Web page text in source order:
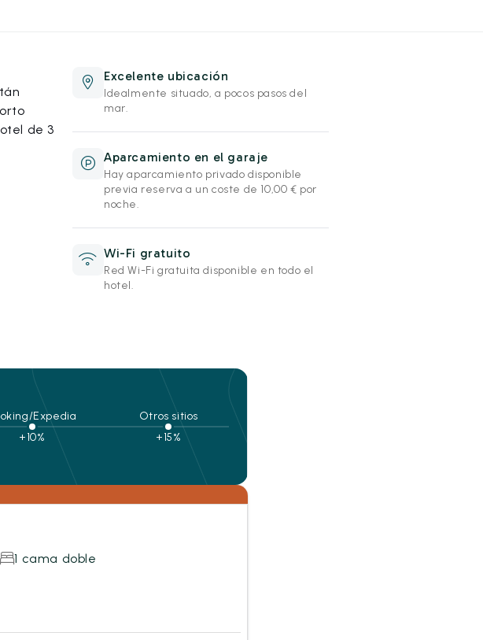
de 3
Excelente ubicación
Idealmente situado, a pocos pasos del
mar.
Aparcamiento en el garaje
Hay aparcamiento privado disponible
previa reserva a un coste de 10,00 € por
noche.
Wi-Fi gratuito
Red Wi-Fi gratuita disponible en todo el
hotel.
Expedia
+10%
Otros sitios
+15%
1 cama doble